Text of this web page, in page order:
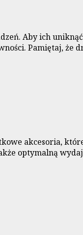
Aby ich
Pamiętaj, że
akcesoria,
optymalną